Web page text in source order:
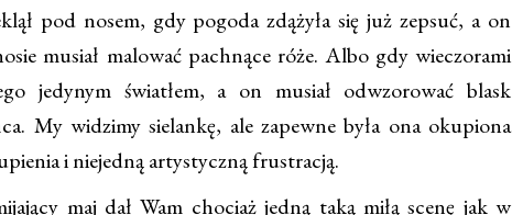
pod nosem, gdy pogoda zdążyła się już zepsuć, a on
musiał malować pachnące róże. Albo gdy wieczorami
jedynym światłem, a on musiał odwzorować blask
My widzimy sielankę, ale zapewne była ona okupiona
i niejedną artystyczną frustracją.
maj dał Wam chociaż jedną taką miłą scenę jak w